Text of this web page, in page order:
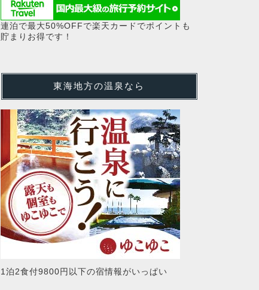
連泊で最大50%OFFで楽天カードでポイントも
貯まりお得です！
東海地方の温泉なら
1泊2食付9800円以下の宿情報がいっぱい